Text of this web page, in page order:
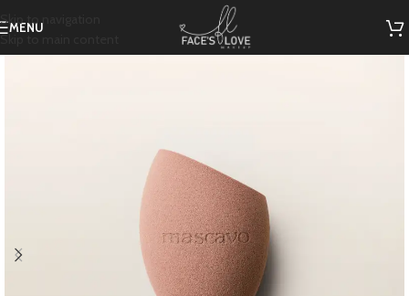
Skip to navigation
Skip to main content
MENU